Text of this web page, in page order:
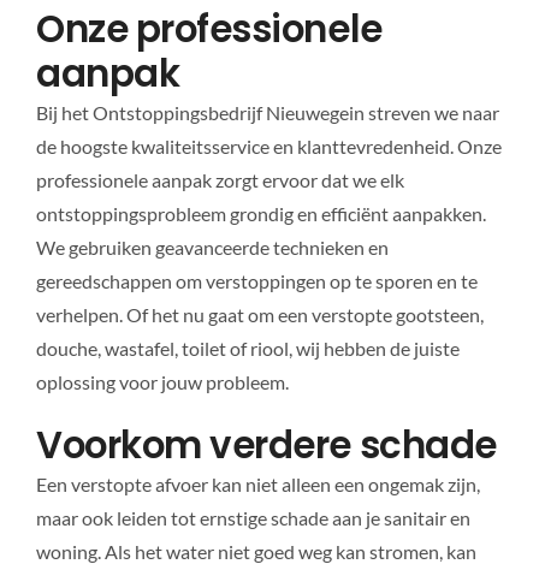
Onze professionele
aanpak
Bij het Ontstoppingsbedrijf Nieuwegein streven we naar
de hoogste kwaliteitsservice en klanttevredenheid. Onze
professionele aanpak zorgt ervoor dat we elk
ontstoppingsprobleem grondig en efficiënt aanpakken.
We gebruiken geavanceerde technieken en
gereedschappen om verstoppingen op te sporen en te
verhelpen. Of het nu gaat om een verstopte gootsteen,
douche, wastafel, toilet of riool, wij hebben de juiste
oplossing voor jouw probleem.
Voorkom verdere schade
Een verstopte afvoer kan niet alleen een ongemak zijn,
maar ook leiden tot ernstige schade aan je sanitair en
woning. Als het water niet goed weg kan stromen, kan